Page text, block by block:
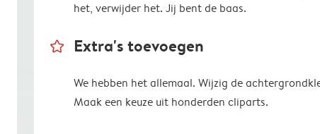
het, verwijder het. Jij bent de baas.
star_outline Extra's toevoegen
We hebben het allemaal. Wijzig de
Maak een keuze uit honderden cliparts.